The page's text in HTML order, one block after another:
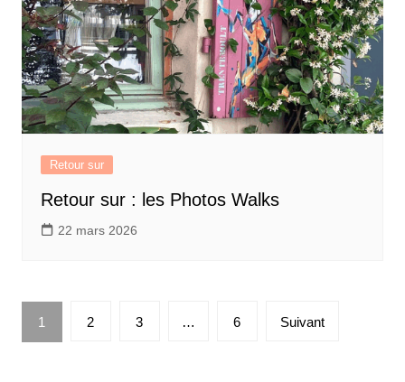
Retour sur
Retour sur : les Photos Walks
22 mars 2026
Pagination
des
1 2 3 … 6 Suivant